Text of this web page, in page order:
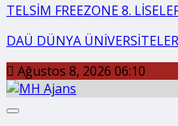
TELSİM FREEZONE 8.
DAÜ DÜNYA
Ağustos 8, 2026 06:10